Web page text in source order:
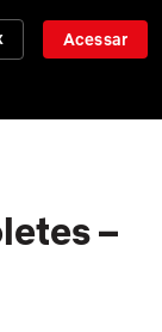
Acessar
–